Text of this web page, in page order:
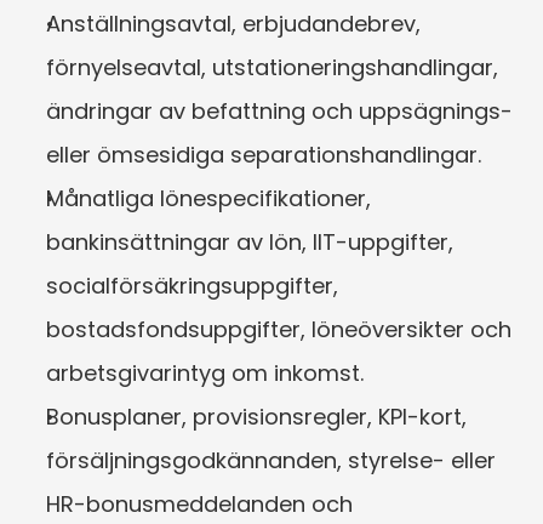
Anställningsavtal, erbjudandebrev,
förnyelseavtal, utstationeringshandlingar,
ändringar av befattning och uppsägnings-
eller ömsesidiga separationshandlingar.
Månatliga lönespecifikationer,
bankinsättningar av lön, IIT-uppgifter,
socialförsäkringsuppgifter,
bostadsfondsuppgifter, löneöversikter och
arbetsgivarintyg om inkomst.
Bonusplaner, provisionsregler, KPI-kort,
försäljningsgodkännanden, styrelse- eller
HR-bonusmeddelanden och